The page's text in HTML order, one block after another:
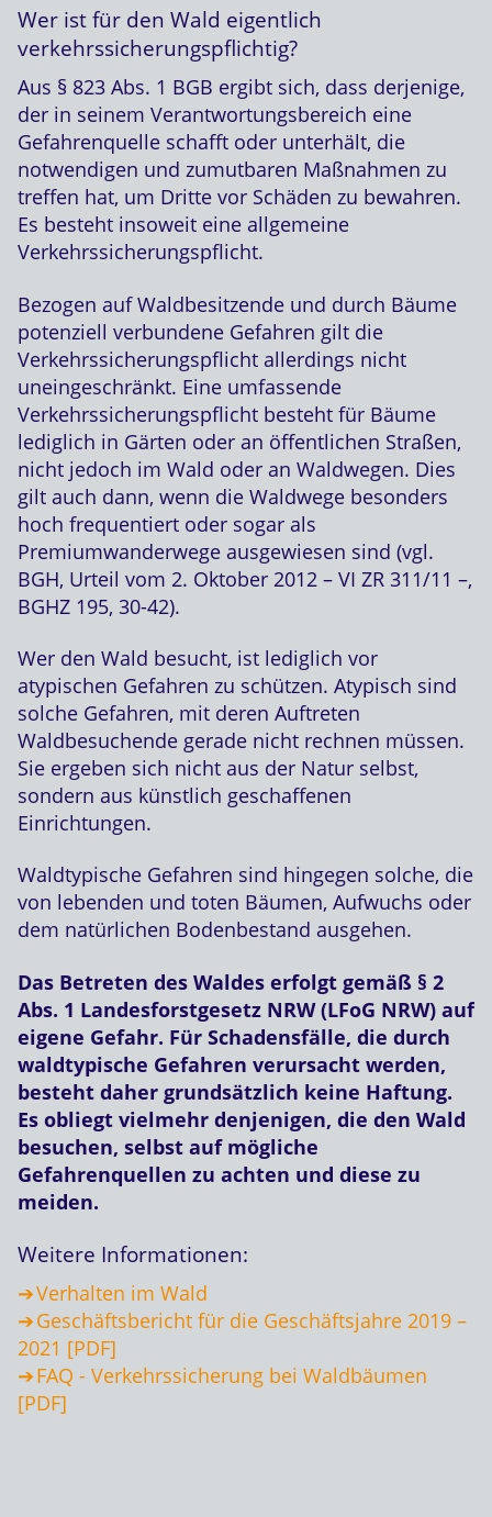
Wer ist für den Wald eigentlich
verkehrssicherungspflichtig?
Aus § 823 Abs. 1 BGB ergibt sich, dass derjenige,
der in seinem Verantwortungsbereich eine
Gefahrenquelle schafft oder unterhält, die
notwendigen und zumutbaren Maßnahmen zu
treffen hat, um Dritte vor Schäden zu bewahren.
Es besteht insoweit eine allgemeine
Verkehrssicherungspflicht.
Bezogen auf Waldbesitzende und durch Bäume
potenziell verbundene Gefahren gilt die
Verkehrssicherungspflicht allerdings nicht
uneingeschränkt. Eine umfassende
Verkehrssicherungspflicht besteht für Bäume
lediglich in Gärten oder an öffentlichen Straßen,
nicht jedoch im Wald oder an Waldwegen. Dies
gilt auch dann, wenn die Waldwege besonders
hoch frequentiert oder sogar als
Premiumwanderwege ausgewiesen sind (vgl.
BGH, Urteil vom 2. Oktober 2012 – VI ZR 311/11 –,
BGHZ 195, 30-42).
Wer den Wald besucht, ist lediglich vor
atypischen Gefahren zu schützen. Atypisch sind
solche Gefahren, mit deren Auftreten
Waldbesuchende gerade nicht rechnen müssen.
Sie ergeben sich nicht aus der Natur selbst,
sondern aus künstlich geschaffenen
Einrichtungen.
Waldtypische Gefahren sind hingegen solche, die
von lebenden und toten Bäumen, Aufwuchs oder
dem natürlichen Bodenbestand ausgehen.
Das Betreten des Waldes erfolgt gemäß § 2
Abs. 1 Landesforstgesetz NRW (LFoG NRW) auf
eigene Gefahr. Für Schadensfälle, die durch
waldtypische Gefahren verursacht werden,
besteht daher grundsätzlich keine Haftung.
Es obliegt vielmehr denjenigen, die den Wald
besuchen, selbst auf mögliche
Gefahrenquellen zu achten und diese zu
meiden.
Weitere Informationen:
Verhalten im Wald
Geschäftsbericht für die Geschäftsjahre 2019 –
2021 [PDF]
FAQ - Verkehrssicherung bei Waldbäumen
[PDF]